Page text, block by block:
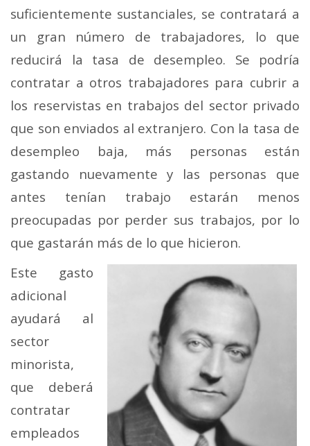
suficientemente sustanciales, se contratará a
un gran número de trabajadores, lo que
reducirá la tasa de desempleo. Se podría
contratar a otros trabajadores para cubrir a
los reservistas en trabajos del sector privado
que son enviados al extranjero. Con la tasa de
desempleo baja, más personas están
gastando nuevamente y las personas que
antes tenían trabajo estarán menos
preocupadas por perder sus trabajos, por lo
que gastarán más de lo que hicieron.
Este gasto
adicional
ayudará al
sector
minorista,
que deberá
contratar
empleados